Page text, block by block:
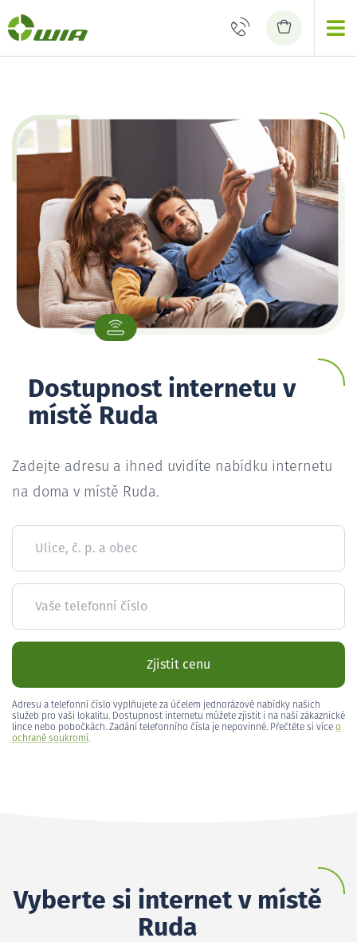
Dostupnost internetu v
místě Ruda
Zadejte adresu a ihned uvidíte nabídku internetu
na doma v místě Ruda.
Ulice, č. p. a obec
Vaše telefonní číslo
Zjistit cenu
Adresu a telefonní číslo vyplňujete za účelem jednorázové nabídky našich
služeb pro vaši lokalitu. Dostupnost internetu můžete zjistit i na naší zákaznické
lince nebo pobočkách. Zadání telefonního čísla je nepovinné. Přečtěte si více o
ochraně soukromí.
Vyberte si internet v místě
Ruda